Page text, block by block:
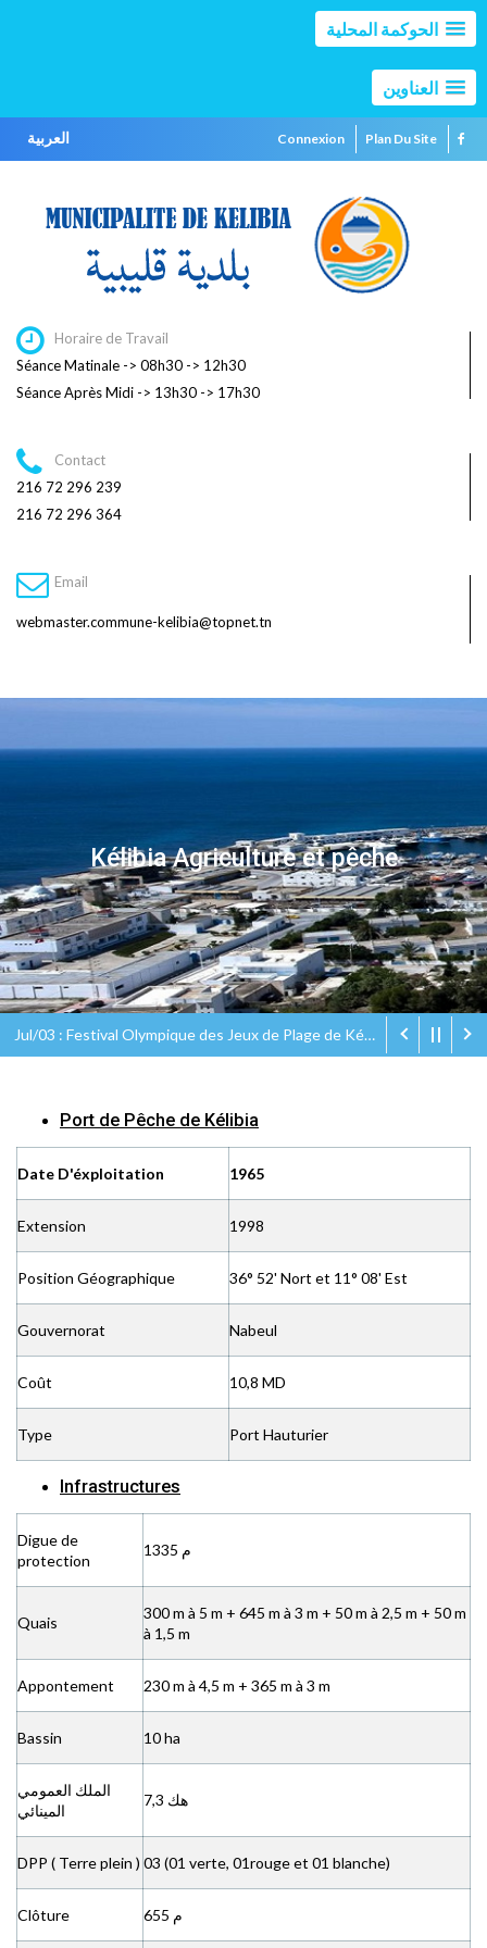
الحوكمة المحلية
العناوين
العربية Connexion Plan Du Site
Horaire de Travail
Séance Matinale -> 08h30 -> 12h30
Séance Après Midi -> 13h30 -> 17h30
Contact
216 72 296 239
216 72 296 364
Email
webmaster.commune-kelibia@topnet.tn
Kélibia Agriculture et pêche
Jul/03 : Festival Olympique des Jeux de Plage de Kélibia Olympic Eco Beach Games
Port de Pêche de Kélibia
Date D'éxploitation 1965
Extension 1998
Position Géographique 36° 52' Nort et 11° 08' Est
Gouvernorat Nabeul
Coût 10,8 MD
Type Port Hauturier
Infrastructures
Digue de
protection
1335 م
Quais
300 m à 5 m + 645 m à 3 m + 50 m à 2,5 m + 50 m
à 1,5 m
Appontement 230 m à 4,5 m + 365 m à 3 m
Bassin 10 ha
الملك العمومي
المينائي
7,3 هك
DPP ( Terre plein ) 03 (01 verte, 01rouge et 01 blanche)
Clôture 655 م